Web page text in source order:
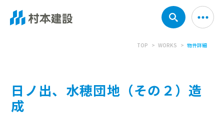
TOP WORKS 物件詳細
日ノ出、水穂団地（その２）造
成